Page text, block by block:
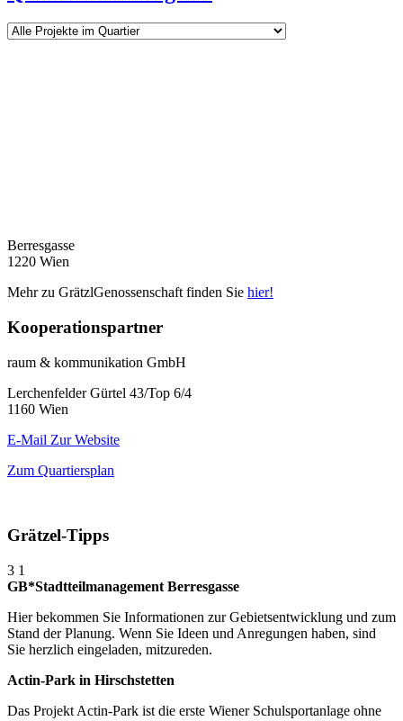
Berresgasse
1220 Wien
Mehr zu GrätzlGenossenschaft finden Sie hier!
Kooperationspartner
raum & kommunikation GmbH
Lerchenfelder Gürtel 43/Top 6/4
1160 Wien
E-Mail Zur Website
Zum Quartiersplan
Grätzel-Tipps
3 1
GB*Stadtteilmanagement Berresgasse
Hier bekommen Sie Informationen zur Gebietsentwicklung und zum
Stand der Planung. Wenn Sie Ideen und Anregungen haben, sind
Sie herzlich eingeladen, mitzureden.
Actin-Park in Hirschstetten
Das Projekt Actin-Park ist die erste Wiener Schulsportanlage ohne